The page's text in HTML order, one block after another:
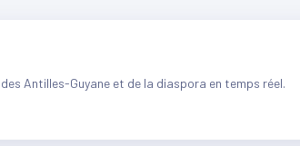
Antilles-Guyane et de la diaspora en temps réel.